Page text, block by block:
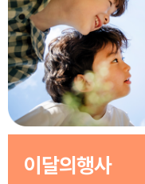
이달의행사